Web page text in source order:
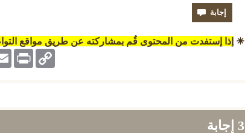
☀ إذا إستفدت من المحتوى قُم بمشاركته عن طريق مواقع
PrintCopy
Link
3 إجابة